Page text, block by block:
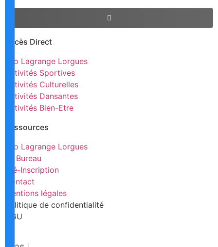
Accès Direct
Léo Lagrange Lorgues
Activités Sportives
Activités Culturelles
Activités Dansantes
Activités Bien-Etre
Ressources
Léo Lagrange Lorgues
Le Bureau
Pré-Inscription
Contact
Mentions légales
Politique de confidentialité
CGU